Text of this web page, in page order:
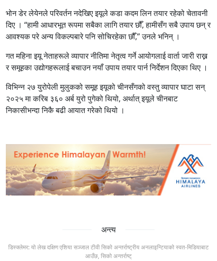
भोन डेर लेयेनले परिवर्तन नदेखिए इयूले कडा कदम लिन तयार रहेको चेतावनी
दिए । “हामी आधारभूत रूपमा सबैका लागि तयार छौँ, हामीसँग सबै उपाय छन् र
आवश्यक परे अन्य विकल्पबारे पनि सोचिरहेका छौँ,” उनले भनिन् ।
गत महिना इयू नेताहरूले व्यापार नीतिमा नेतृत्व गर्ने आयोगलाई वार्ता जारी राख्न
र समूहका उद्योगहरूलाई बचाउन नयाँ उपाय तयार पार्न निर्देशन दिएका थिए ।
विभिन्न २७ युरोपेली मुलुकको समूह इयूको चीनसँगको वस्तु व्यापार घाटा सन्
२०२५ मा करिब ३६० अर्ब युरो पुगेको थियो, अर्थात् इयूले चीनबाट
निकासीभन्दा निकै बढी आयात गरेको थियो ।
अन्त्य
डिस्क्लेमर: यो लेख दक्षिण एशिया सञ्जाल टीवी सिको अन्तर्राष्ट्रीय अनलाइन्टियाको स्वत-मिडियाबाट
आउँछ, सिको अन्तर्राष्ट्